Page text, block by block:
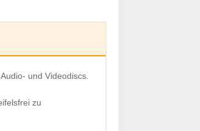
und Videodiscs.
zu